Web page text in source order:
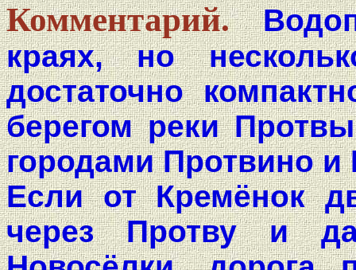
Комментарий.
краях, но
достаточно
берегом реки
городами Протвино и
Если от Кремёнок
через Протву и